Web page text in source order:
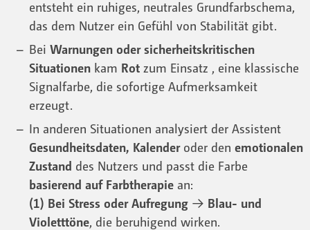
entsteht ein ruhiges, neutrales Grundfarbschema,
das dem Nutzer ein Gefühl von Stabilität gibt.
Bei Warnungen oder sicherheitskritischen
Situationenkam Rotzum Einsatz , eine klassische
Signalfarbe, die sofortige Aufmerksamkeit
erzeugt.
In anderen Situationen analysiert der Assistent
Gesundheitsdaten, Kalenderoder den emotionalen
Zustand des Nutzers und passt die Farbe
basierend auf Farbtherapiean:
(1) Bei Stress oder Aufregung→ Blau- und
Violetttöne, die beruhigend wirken.